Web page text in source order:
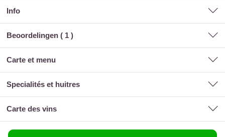
Info
Beoordelingen ( 1 )
carte et menu
specialités et huitres
carte des vins